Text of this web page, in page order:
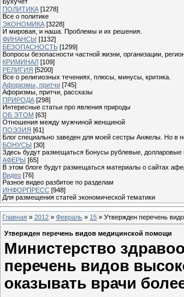
ПОЛИТИКА [1278]
Все о политике
ЭКОНОМИКА [3228]
И мировая, и наша. Проблемы и их решения.
ФИНАНСЫ [1132]
БЕЗОПАСНОСТЬ [1299]
Вопросы безопасности частной жизни, организации,
КРИМИНАЛ [109]
РЕЛИГИЯ [5200]
Все о религиозных течениях, плюсы, минусы, критика.
Афоризмы, притчи [745]
Афоризмы, притчи, рассказы
ПРИРОДА [298]
Интересные статьи про явления природы
ОБ ЭТОМ [63]
Отношения между мужчиной женщиной
ПОЭЗИЯ [61]
Блог специально заведен для моей сестры Анжелы. Но в
БОНУСЫ [30]
Здесь будут размещаться Бонусы рублевые,
АФЕРЫ [65]
В этом блоге будут размещаться материалы о сайтах
Видео [76]
Разное видео разбитое по разделам
ИНФОРПРЕСС [948]
Для размещения статей экономической тематики
Главная » 2012 » Февраль » 15 » Утвержден перечень
Утвержден перечень видов медицинской помощи
Министерство
перечень видов
оказывать врачи